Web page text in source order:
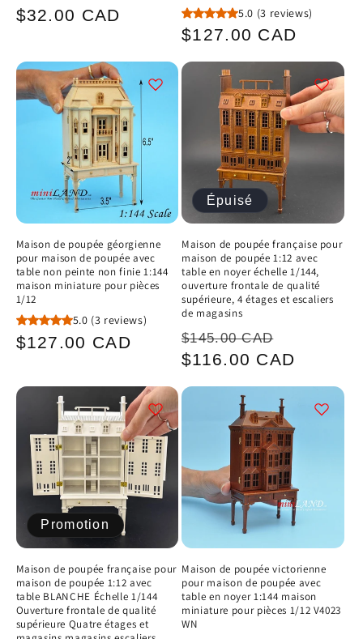
Prix
$32.00 CAD 5.0 (3 reviews)
Prix
$127.00 CAD
Maison de poupée géorgienne
pour maison de poupée avec
table non peinte non finie 1:144
maison miniature pour pièces
1/12
5.0 (3 reviews)
Prix
$127.00 CAD
Épuisé
Maison de poupée française pour
maison de poupée 1:12 avec
table en noyer échelle 1/144,
ouverture frontale de qualité
supérieure, 4 étages et escaliers
de magasins
Prix
habituel
$145.00 CAD
$116.00 CAD
Promotion
Maison de poupée française pour
maison de poupée 1:12 avec
table BLANCHE Échelle 1/144
Ouverture frontale de qualité
supérieure Quatre étages et
Maison de poupée victorienne
pour maison de poupée avec
table en noyer 1:144 maison
miniature pour pièces 1/12 V4023
WN